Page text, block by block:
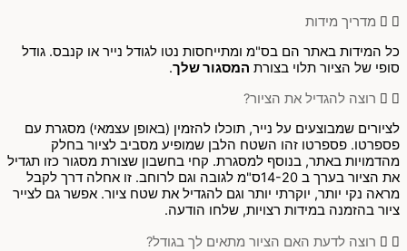
מדריך מידות
כל המידות באתר הם בס"מ ומתייחסות נטו לגודל נייר או קנבס. גודל
סופי של הציור תלוי בצורת המסגור שלך.
רוצה להגדיל את הציור?
לציורים שמבוצעים על נייר, תוכלו להזמין (באופן עצמאי) מסגרת עם
פספרטו. פספרטו זהו השטח הלבן שמופיע מסביב לציור בחלק
מהדמויות באתר, בנוסף למסגרת. קחי בחשבון שצורת מסגור כזו תגדיל
את הציור בערך ב 14-20ס"מ לגובה וגם לרוחב. זו אחלה דרך לקבל
מראה נקי יותר, יוקרתי יותר וגם להגדיל את שטח ציור. אפשר גם לצייר
ציור בהזמנה במידות רצויות, שלחו הודעה.
רוצה לדעת האם הציור מתאים לך בגודל?